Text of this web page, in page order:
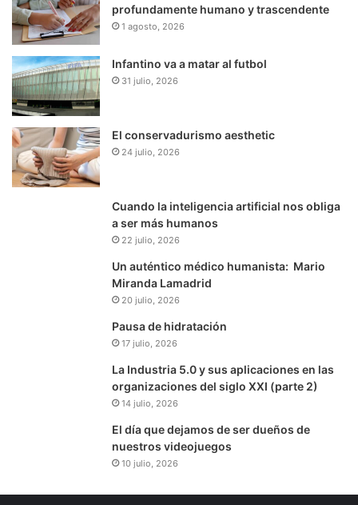
profundamente humano y trascendente
1 agosto, 2026
Infantino va a matar al futbol
31 julio, 2026
El conservadurismo aesthetic
24 julio, 2026
Cuando la inteligencia artificial nos obliga
a ser más humanos
22 julio, 2026
Un auténtico médico humanista: Mario
Miranda Lamadrid
20 julio, 2026
Pausa de hidratación
17 julio, 2026
La Industria 5.0 y sus aplicaciones en las
organizaciones del siglo XXI (parte 2)
14 julio, 2026
El día que dejamos de ser dueños de
nuestros videojuegos
10 julio, 2026